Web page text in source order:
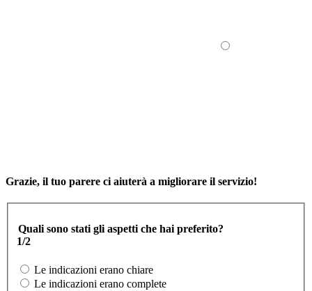
Grazie, il tuo parere ci aiuterà a migliorare il servizio!
Quali sono stati gli aspetti che hai preferito?
1/2
Le indicazioni erano chiare
Le indicazioni erano complete